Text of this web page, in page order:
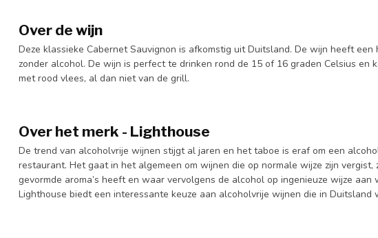
Over de wijn
Deze klassieke Cabernet Sauvignon is afkomstig uit Duitsland. De wijn heeft
zonder alcohol. De wijn is perfect te drinken rond de 15 of 16 graden Celsius en
met rood vlees, al dan niet van de grill.
Over het merk - Lighthouse
De trend van alcoholvrije wijnen stijgt al jaren en het taboe is eraf om een
restaurant. Het gaat in het algemeen om wijnen die op normale wijze zijn vergist,
gevormde aroma’s heeft en waar vervolgens de alcohol op ingenieuze wijze
Lighthouse biedt een interessante keuze aan alcoholvrije wijnen die in Duitsland